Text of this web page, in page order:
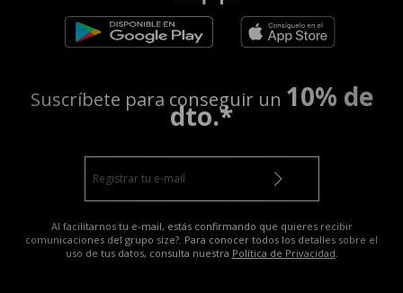
Suscríbete para conseguir un 10% de
dto.*
Al facilitarnos tu e-mail, estás confirmando que quieres recibir
comunicaciones del grupo size?. Para conocer todos los detalles sobre el
uso de tus datos, consulta nuestra Política de Privacidad